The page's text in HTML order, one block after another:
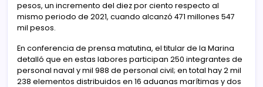
pesos, un incremento del diez por ciento respecto al
mismo periodo de 2021, cuando alcanzó 471 millones 547
mil pesos.
En conferencia de prensa matutina, el titular de la Marina
detalló que en estas labores participan 250 integrantes de
personal naval y mil 988 de personal civil; en total hay 2 mil
238 elementos distribuidos en 16 aduanas marítimas y dos